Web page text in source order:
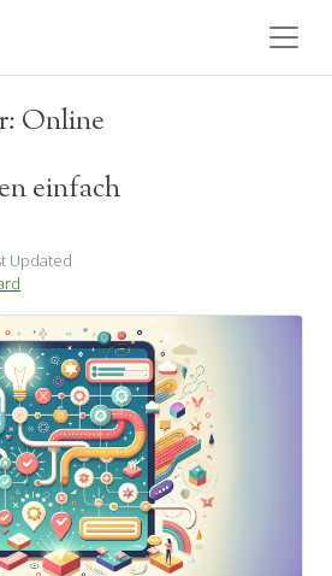
Online
einfach
Updated